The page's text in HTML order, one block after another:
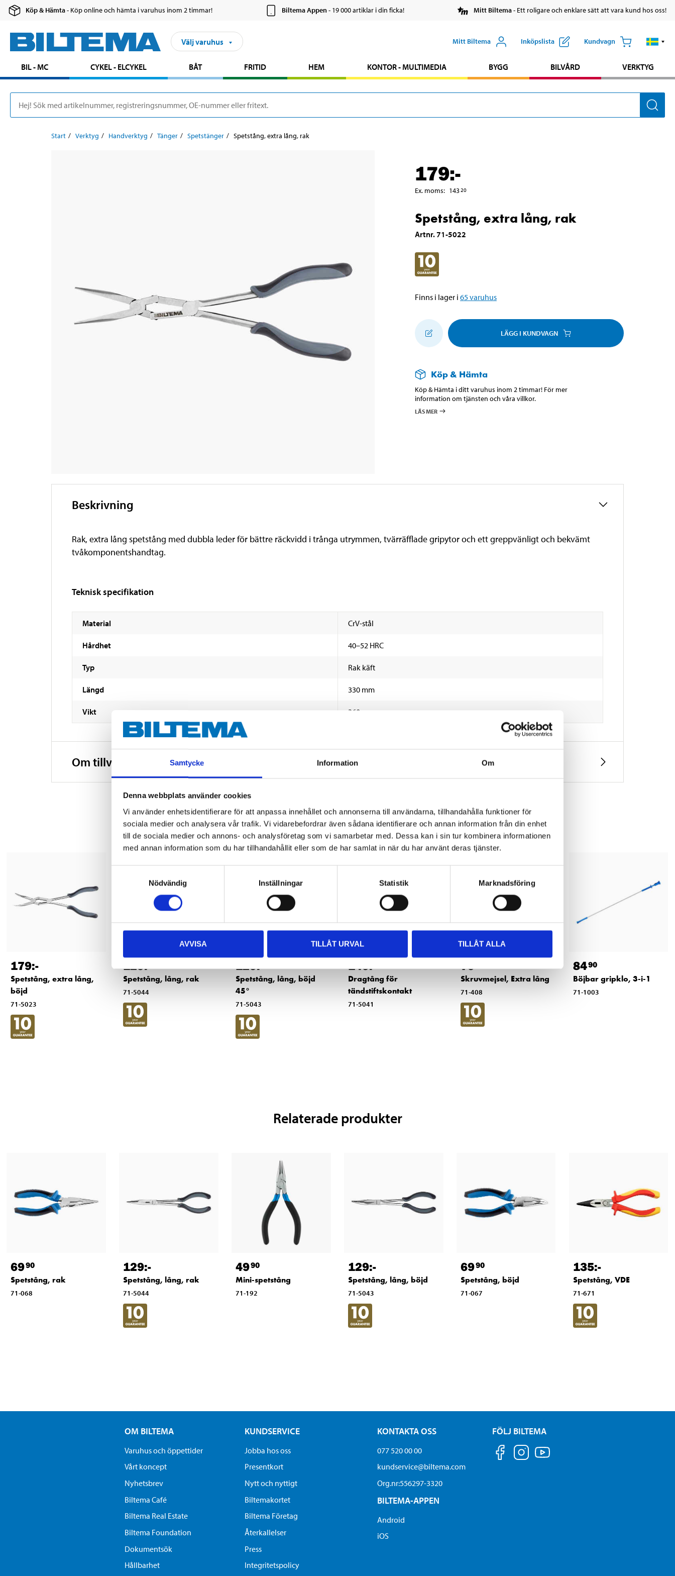
Samtycke Information Om
Denna webbplats använder cookies
Vi använder enhetsidentifierare för att anpassa innehållet och annonserna till användarna, tillhandahålla funktioner för
sociala medier och analysera vår trafik. Vi vidarebefordrar även sådana identifierare och annan information från din enhet
till de sociala medier och annons- och analysföretag som vi samarbetar med. Dessa kan i sin tur kombinera informationen
med annan information som du har tillhandahållit eller som de har samlat in när du har använt deras tjänster.
Nödvändig
Inställningar Statistik Marknadsföring
AVVISA TILLÅT URVAL TILLÅT ALLA
Köp & Hämta- Köp online och hämta i varuhus inom 2 timmar! Biltema Appen- 19 000 artiklar i din ficka! Mitt Biltema- Ett roligare och enklare sätt att vara kund hos oss!
Välj varuhus Mitt Biltema Inköpslista Kundvagn
BIL - MC CYKEL - ELCYKEL BÅT FRITID HEM KONTOR - MULTIMEDIA BYGG BILVÅRD VERKTYG
Start Verktyg Handverktyg Tänger Spetstänger Spetstång, extra lång, rak
179:-
Ex. moms: 143 20
Spetstång, extra lång, rak
Artnr.71-5022
Finns i lager i 65varuhus
LÄGG I KUNDVAGN
Köp & Hämta
Köp & Hämta i ditt varuhus inom 2 timmar! För mer
information om tjänsten och våra villkor.
LÄS MER
Beskrivning
Rak, extra lång spetstång med dubbla leder för bättre räckvidd i trånga utrymmen, tvärräfflade gripytor och ett greppvänligt och bekvämt
tvåkomponentshandtag.
Teknisk specifikation
Material CrV-stål
Hårdhet 40–52 HRC
Typ Rak käft
Längd 330 mm
Vikt 360 g
Om tillverkaren
Andra kunder köpte också
179:-
Spetstång, extra lång,
böjd
71-5023
129:-
Spetstång, lång, rak
71-5044
129:-
Spetstång, lång, böjd
45°
71-5043
149:-
Dragtång för
tändstiftskontakt
71-5041
79
Skruvmejsel, Extra lång
71-408
8490
Böjbar gripklo, 3-i-1
71-1003
Relaterade produkter
6990
Spetstång, rak
71-068
129:-
Spetstång, lång, rak
71-5044
4990
Mini-spetstång
71-192
129:-
Spetstång, lång, böjd
71-5043
6990
Spetstång, böjd
71-067
135:-
Spetstång, VDE
71-671
OM BILTEMA
Varuhus och öppettider
Vårt koncept
Nyhetsbrev
Biltema Café
Biltema Real Estate
Biltema Foundation
Dokumentsök
Hållbarhet
KUNDSERVICE
Jobba hos oss
Presentkort
Nytt och nyttigt
Biltemakortet
Biltema Företag
Återkallelser
Press
Integritetspolicy
KONTAKTA OSS
077 520 00 00
kundservice@biltema.com
Org.nr:556297-3320
BILTEMA-APPEN
Android
iOS
FÖLJ BILTEMA